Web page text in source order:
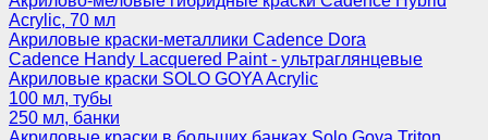
Acrylic, 70 мл
Акриловые краски-металлики Cadence Dora
Cadence Handy Lacquered Paint - ультраглянцевые
Акриловые краски SOLO GOYA Acrylic
100 мл, тубы
250 мл, банки